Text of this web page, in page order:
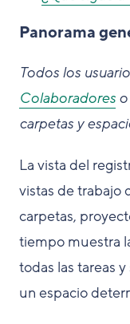
Panorama
Todos los
Colaboradores o
carpetas y
La vista del
vistas de trabajo
carpetas,
tiempo muestra
todas las tareas
un espacio